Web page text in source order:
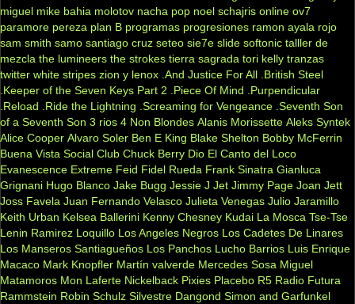
miguel mike bahia molotov nacha pop noel schajris online ov7
paramore pereza plan B programas progresiones ramon ayala rojo
sam smith samo santiago cruz seteo sie7e slide softonic talller de
mezcla the lumineers the strokes tierra sagrada tori kelly tranzas
twitter white stripes zion y lenox .And Justice For All .British Steel
.Keeper of the Seven Keys Part 2
.Piece Of Mind
.Purpendicular
.Reload
.Ride the Lightning .Screaming for Vengeance .Seventh Son
of a Seventh Son 3 rios 4 Non Blondes Alanis Morissette Aleks Syntek
Alice Cooper Alvaro Soler Ben E King Blake Shelton Bobby McFerrin
Buena Vista Social Club Chuck Berry Dio El Canto del Loco
Evanescence Extreme Feid Fidel Rueda Frank Sinatra Gianluca
Grignani Hugo Blanco Jake Bugg Jessie J Jet Jimmy Page Joan Jett
Joss Favela Juan Fernando Velasco Julieta Venegas Julio Jaramillo
Keith Urban Kelsea Ballerini Kenny Chesney Kudai La Mosca Tse-Tse
Lenin Ramirez Loquillo Los Angeles Negros Los Cadetes De Linares
Los Manseros Santiagueños Los Panchos Lucho Barrios Luis Enrique
Macaco Mark Knopfler Martín valverde Mercedes Sosa Miguel
Matamoros Mon Laferte Nickelback Pixies Placebo R5 Radio Futura
Rammstein Robin Schulz Silvestre Dangond Simon and Garfunkel